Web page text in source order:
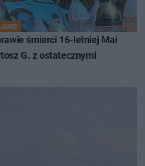
śmierci 16-letniej Mai
G. z ostatecznymi